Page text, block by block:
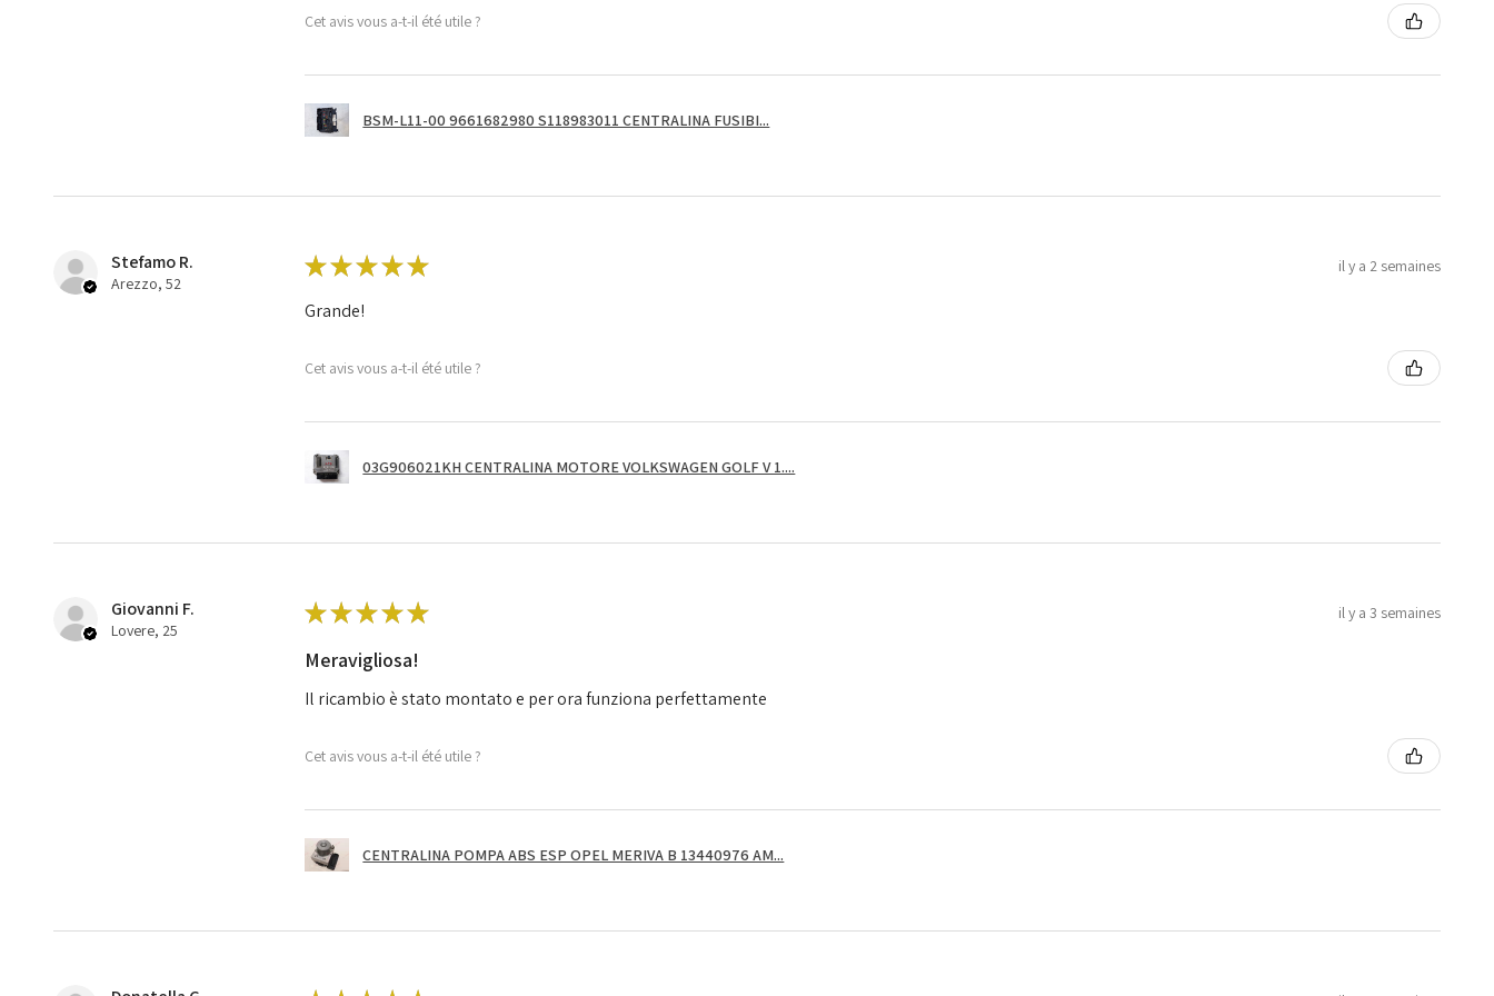
Cet avis vous a-t-il été utile ?
BSM-L11-00 9661682980 S118983011 CENTRALINA FUSIBI...
Stefamo R.
Arezzo, 52
★★★★★ il y a 2 semaines
Grande!
Cet avis vous a-t-il été utile ?
03G906021KH CENTRALINA MOTORE VOLKSWAGEN GOLF V 1....
Giovanni F.
Lovere, 25
★★★★★ il y a 3 semaines
Meravigliosa!
Il ricambio è stato montato e per ora funziona perfettamente
Cet avis vous a-t-il été utile ?
CENTRALINA POMPA ABS ESP OPEL MERIVA B 13440976 AM...